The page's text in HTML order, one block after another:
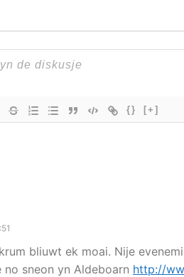
{} [+]
bliuwt ek moai. Nije
sneon yn Aldeboarn http://